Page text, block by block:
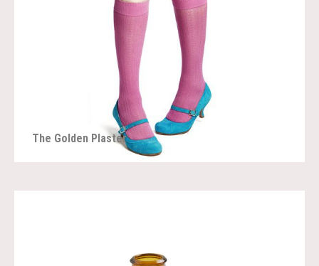
The Golden Plaster